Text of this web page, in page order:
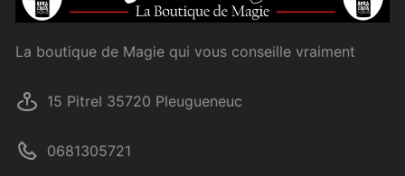
La boutique de Magie qui vous conseille vraiment
15 Pitrel 35720 Pleugueneuc
0681305721